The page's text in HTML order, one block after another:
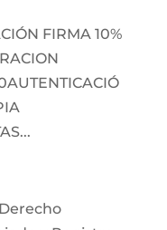
FIRMA 10%